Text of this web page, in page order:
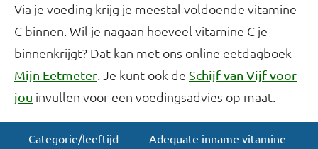
Via je voeding krijg je meestal voldoende vitamine
C binnen. Wil je nagaan hoeveel vitamine C je
binnenkrijgt? Dat kan met ons online eetdagboek
Mijn Eetmeter. Je kunt ook de Schijf van Vijf voor
jou invullen voor een voedingsadvies op maat.
Categorie/leeftijd
Adequate inname vitamine